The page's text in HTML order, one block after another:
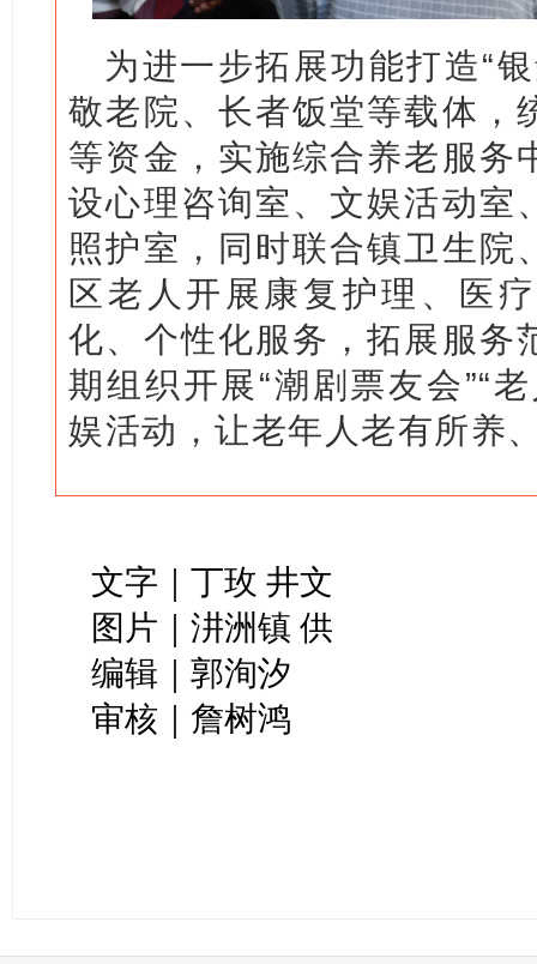
为进一步拓展功能打造“
敬老院、长者饭堂等载体，
等资金，实施综合养老服务
设心理咨询室、文娱活动室
照护室，同时联合镇卫生院
区老人开展康复护理、医
化、个性化服务，拓展服务
期组织开展“潮剧票友会”“
娱活动，让老年人老有所养
文字｜丁玫 井文
图片｜汫洲镇 供
编辑｜郭洵汐
审核｜詹树鸿